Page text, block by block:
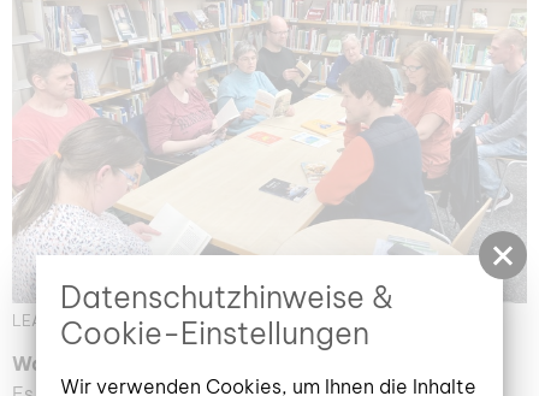
LEA Leseklub c Freizeitclub ganz unbehindert (Bild: 1/2)
Was ist das Besondere am LEA Lese-klub?
Datenschutzhinweise &
Cookie-Einstellungen
Wir verwenden Cookies, um Ihnen die Inhalte